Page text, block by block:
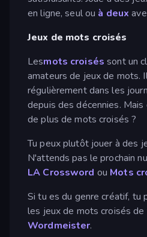
en ligne, seul ou à deux
Jeux de mots croisés
Lesmots croisés sont un
amateurs de jeux de mots.
régulièrement dans les
depuis des décennies.
de plus de mots croisés ?
Tu peux plutôt jouer à des
N'attends pas le prochain
LA Crossword ou Mots
Si tu es du genre créatif, tu
les jeux de mots croisés
Wordmeister.